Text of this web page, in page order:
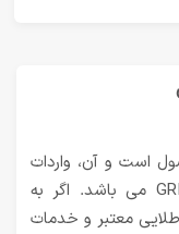
است و آن، واردات
و فروش سیستم های تهویه مطبوع GREE می باشد. اگر به
طلایی معتبر و خدمات